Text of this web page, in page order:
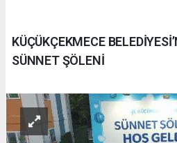
KÜÇÜKÇEKMECE
SÜNNET ŞÖLENİ